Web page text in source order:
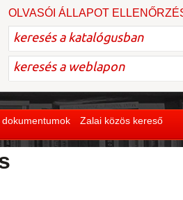
dokumentumok Zalai közös kereső
OLVASÓI ÁLLAPOT